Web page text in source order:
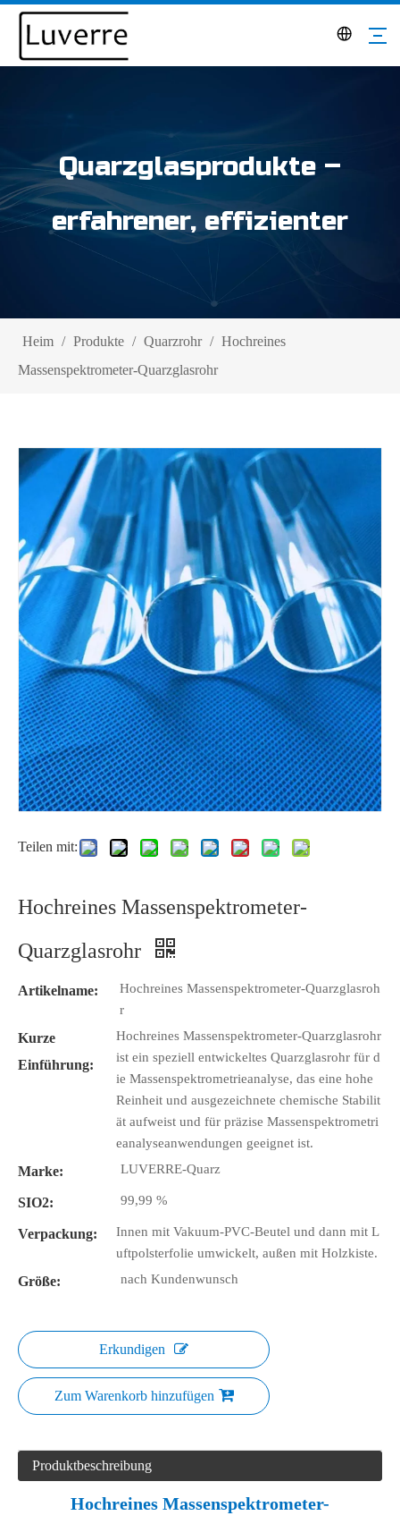
Quarzglasprodukte –
erfahrener, effizienter
Heim / Produkte / Quarzrohr / Hochreines
Massenspektrometer-Quarzglasrohr
Teilen mit:
Hochreines Massenspektrometer-
Quarzglasrohr
Artikelname:
Hochreines Massenspektrometer-Quarzglasroh
r
Kurze
Einführung:
Hochreines Massenspektrometer-Quarzglasrohr
ist ein speziell entwickeltes Quarzglasrohr für d
ie Massenspektrometrieanalyse, das eine hohe
Reinheit und ausgezeichnete chemische Stabilit
ät aufweist und für präzise Massenspektrometri
eanalyseanwendungen geeignet ist.
Marke: LUVERRE-Quarz
SIO2: 99,99 %
Verpackung:
Innen mit Vakuum-PVC-Beutel und dann mit L
uftpolsterfolie umwickelt, außen mit Holzkiste.
Größe: nach Kundenwunsch
Erkundigen
Zum Warenkorb hinzufügen
Produktbeschreibung
Hochreines Massenspektrometer-